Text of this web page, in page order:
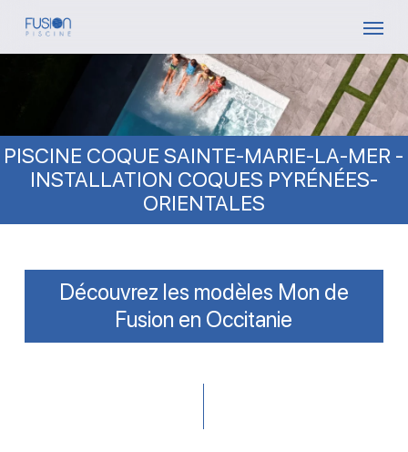
Skip
PISCINE COQUE SAINTE-MARIE-LA-MER -
INSTALLATION COQUES PYRÉNÉES-
ORIENTALES
Découvrez les modèles Mon de
Fusion en Occitanie